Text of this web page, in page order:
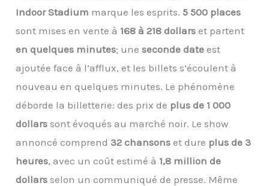
Indoor Stadium marque les esprits.5 500 places
sont mises en vente à 168 à 218 dollars et partent
en quelques minutes; uneseconde date est
ajoutée face à l’afflux, et les billets s’écoulent à
nouveau en quelques minutes. Le phénomène
déborde la billetterie: des prix de plus de 1 000
dollars sont évoqués au marché noir. Le show
annoncé comprend32 chansons et dure plus de 3
heures, avec un coût estimé à 1,8 million de
dollars selon un communiqué de presse. Même